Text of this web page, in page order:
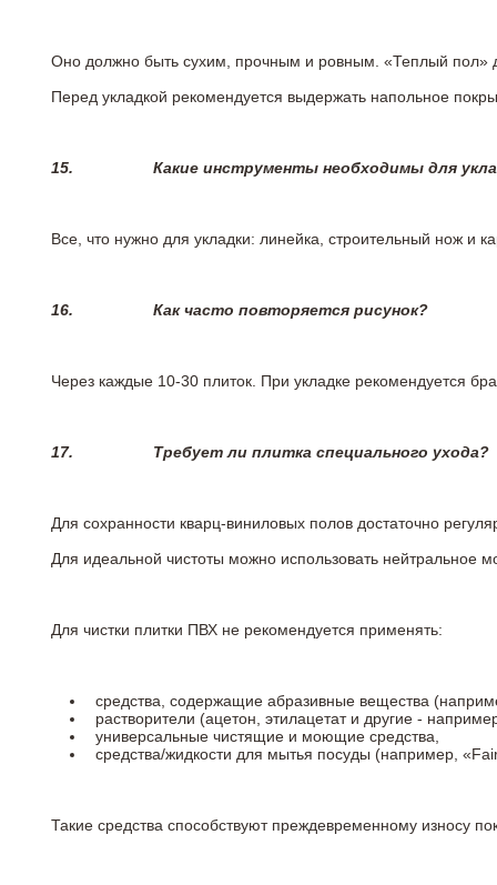
Оно должно быть сухим, прочным и ровным. «Теплый пол»
Перед укладкой рекомендуется выдержать напольное
15. Какие инструменты необходимы для
Все, что нужно для укладки: линейка, строительный нож и
16. Как часто повторяется рисунок?
Через каждые 10-30 плиток. При укладке рекомендуется
17. Требует ли плитка специального ухода?
Для сохранности кварц-виниловых полов достаточно
Для идеальной чистоты можно использовать
Для чистки плитки ПВХ не рекомендуется применять:
средства, содержащие абразивные вещества
растворители (ацетон, этилацетат и другие -
универсальные чистящие и моющие средства,
средства/жидкости для мытья посуды (например,
Такие средства способствуют преждевременному износу